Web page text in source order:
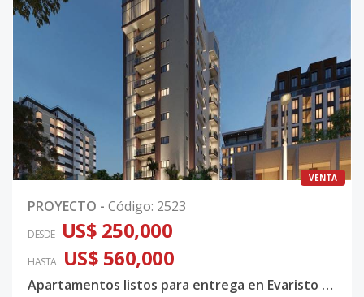
VENTA
PROYECTO - Código: 2523
DESDE US$ 250,000
HASTA US$ 560,000
Apartamentos listos para entrega en Evaristo Morales